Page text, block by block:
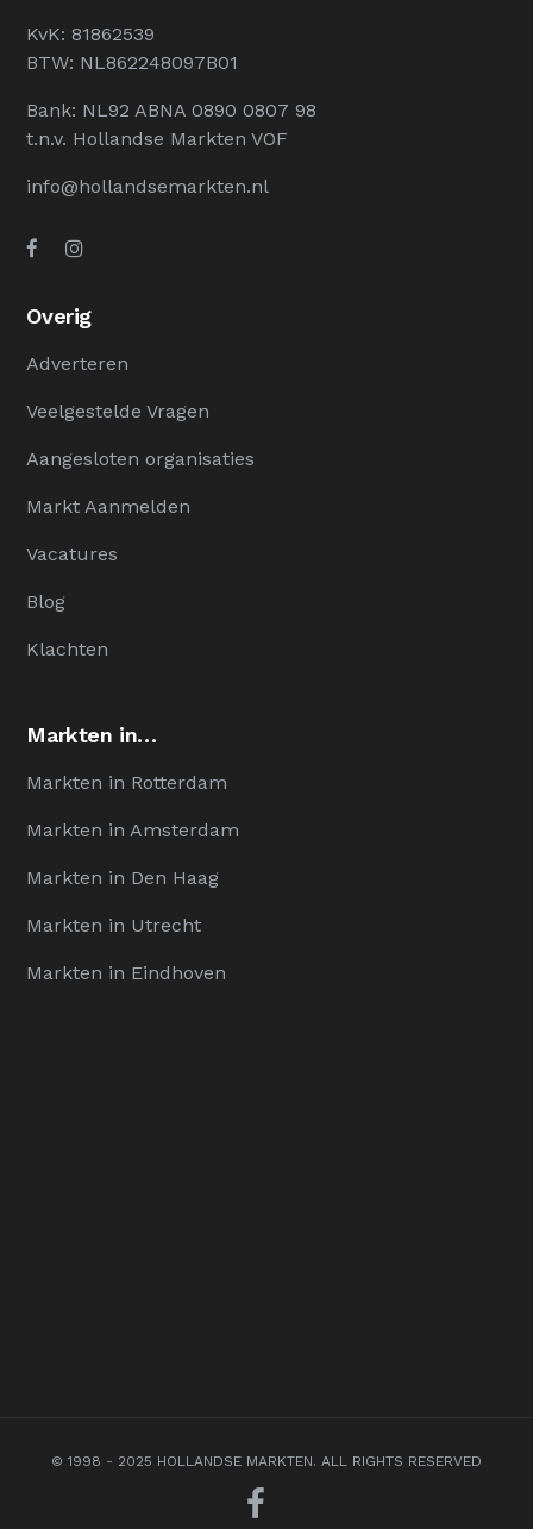
KvK: 81862539
BTW: NL862248097B01
Bank: NL92 ABNA 0890 0807 98
t.n.v. Hollandse Markten VOF
info@hollandsemarkten.nl
Overig
Adverteren
Veelgestelde Vragen
Aangesloten organisaties
Markt Aanmelden
Vacatures
Blog
Klachten
Markten in…
Markten in Rotterdam
Markten in Amsterdam
Markten in Den Haag
Markten in Utrecht
Markten in Eindhoven
© 1998 - 2025 HOLLANDSE MARKTEN. ALL RIGHTS RESERVED